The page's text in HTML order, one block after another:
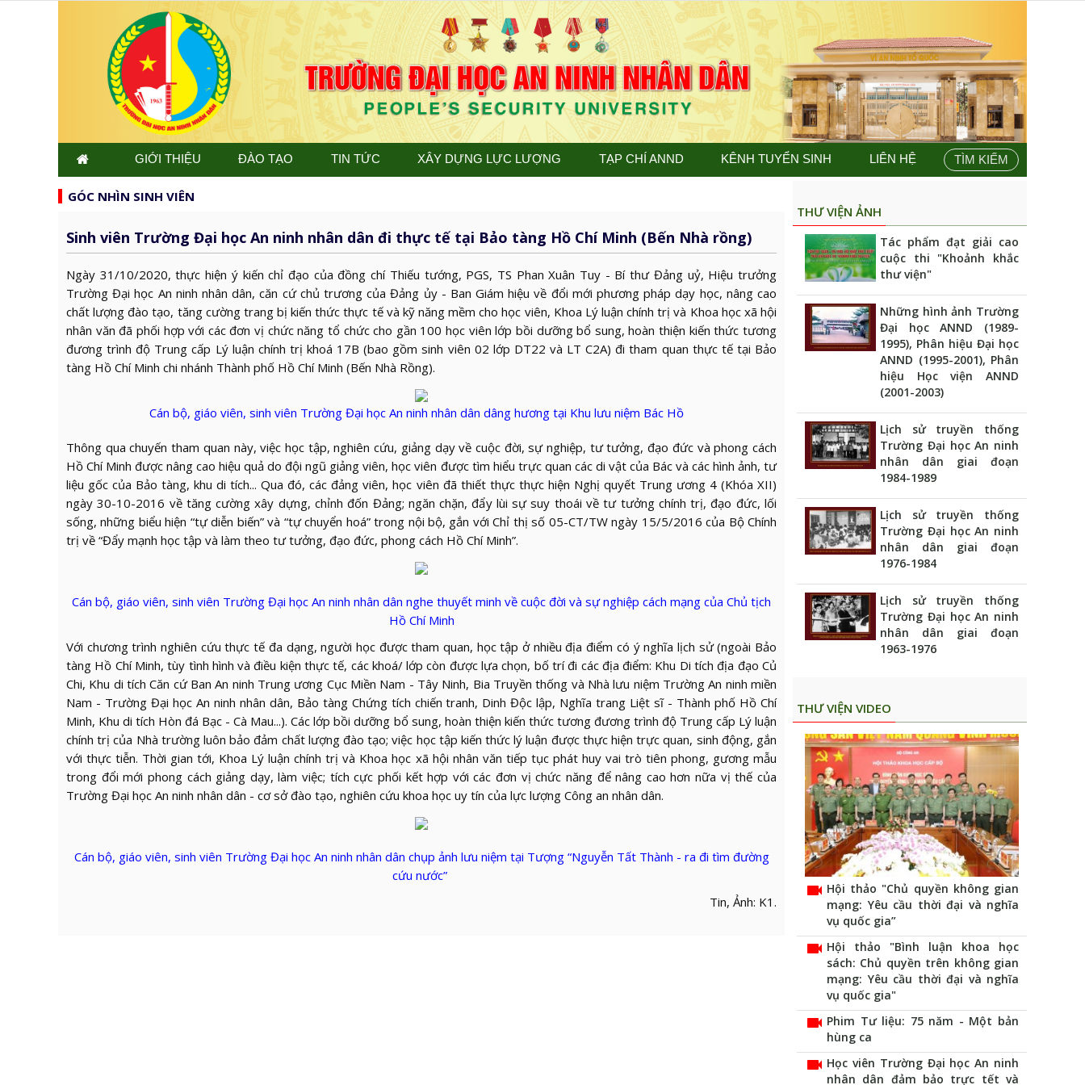
GIỚI THIỆU ĐÀO TẠO TIN TỨC XÂY DỰNG LỰC LƯỢNG TẠP CHÍ ANND KÊNH TUYỂN SINH LIÊN HỆ TÌM KIẾM
GÓC NHÌN SINH VIÊN
Sinh viên Trường Đại học An ninh nhân dân đi thực tế tại Bảo tàng Hồ Chí Minh (Bến Nhà rồng)
Ngày 31/10/2020, thực hiện ý kiến chỉ đạo của đồng chí Thiếu tướng, PGS, TS Phan Xuân Tuy - Bí thư Đảng uỷ, Hiệu trưởng
Trường Đại học An ninh nhân dân, căn cứ chủ trương của Đảng ủy - Ban Giám hiệu về đổi mới phương pháp dạy học, nâng cao
chất lượng đào tạo, tăng cường trang bị kiến thức thực tế và kỹ năng mềm cho học viên, Khoa Lý luận chính trị và Khoa học xã hội
nhân văn đã phối hợp với các đơn vị chức năng tổ chức cho gần 100 học viên lớp bồi dưỡng bổ sung, hoàn thiện kiến thức tương
đương trình độ Trung cấp Lý luận chính trị khoá 17B (bao gồm sinh viên 02 lớp DT22 và LT C2A) đi tham quan thực tế tại Bảo
tàng Hồ Chí Minh chi nhánh Thành phố Hồ Chí Minh (Bến Nhà Rồng).
Cán bộ, giáo viên, sinh viên Trường Đại học An ninh nhân dân dâng hương tại Khu lưu niệm Bác Hồ
Thông qua chuyến tham quan này, việc học tập, nghiên cứu, giảng dạy về cuộc đời, sự nghiệp, tư tưởng, đạo đức và phong cách
Hồ Chí Minh được nâng cao hiệu quả do đội ngũ giảng viên, học viên được tìm hiểu trực quan các di vật của Bác và các hình ảnh, tư
liệu gốc của Bảo tàng, khu di tích... Qua đó, các đảng viên, học viên đã thiết thực thực hiện Nghị quyết Trung ương 4 (Khóa XII)
ngày 30-10-2016 về tăng cường xây dựng, chỉnh đốn Đảng; ngăn chặn, đẩy lùi sự suy thoái về tư tưởng chính trị, đạo đức, lối
sống, những biểu hiện “tự diễn biến” và “tự chuyển hoá” trong nội bộ, gắn với Chỉ thị số 05-CT/TW ngày 15/5/2016 của Bộ Chính
trị về “Đẩy mạnh học tập và làm theo tư tưởng, đạo đức, phong cách Hồ Chí Minh”.
Cán bộ, giáo viên, sinh viên Trường Đại học An ninh nhân dân nghe thuyết minh về cuộc đời và sự nghiệp cách mạng của Chủ tịch
Hồ Chí Minh
Với chương trình nghiên cứu thực tế đa dạng, người học được tham quan, học tập ở nhiều địa điểm có ý nghĩa lịch sử (ngoài Bảo
tàng Hồ Chí Minh, tùy tình hình và điều kiện thực tế, các khoá/ lớp còn được lựa chọn, bố trí đi các địa điểm: Khu Di tích địa đạo Củ
Chi, Khu di tích Căn cứ Ban An ninh Trung ương Cục Miền Nam - Tây Ninh, Bia Truyền thống và Nhà lưu niệm Trường An ninh miền
Nam - Trường Đại học An ninh nhân dân, Bảo tàng Chứng tích chiến tranh, Dinh Độc lập, Nghĩa trang Liệt sĩ - Thành phố Hồ Chí
Minh, Khu di tích Hòn đá Bạc - Cà Mau...). Các lớp bồi dưỡng bổ sung, hoàn thiện kiến thức tương đương trình độ Trung cấp Lý luận
chính trị của Nhà trường luôn bảo đảm chất lượng đào tạo; việc học tập kiến thức lý luận được thực hiện trực quan, sinh động, gắn
với thực tiễn. Thời gian tới, Khoa Lý luận chính trị và Khoa học xã hội nhân văn tiếp tục phát huy vai trò tiên phong, gương mẫu
trong đổi mới phong cách giảng dạy, làm việc; tích cực phối kết hợp với các đơn vị chức năng để nâng cao hơn nữa vị thế của
Trường Đại học An ninh nhân dân - cơ sở đào tạo, nghiên cứu khoa học uy tín của lực lượng Công an nhân dân.
Cán bộ, giáo viên, sinh viên Trường Đại học An ninh nhân dân chụp ảnh lưu niệm tại Tượng “Nguyễn Tất Thành - ra đi tìm đường
cứu nước”
Tin, Ảnh: K1.
THƯ VIỆN ẢNH
Tác phẩm đạt giải cao
cuộc thi "Khoảnh khắc
thư viện"
Những hình ảnh Trường
Đại học ANND (1989-
1995), Phân hiệu Đại học
ANND (1995-2001), Phân
hiệu Học viện ANND
(2001-2003)
Lịch sử truyền thống
Trường Đại học An ninh
nhân dân giai đoạn
1984-1989
Lịch sử truyền thống
Trường Đại học An ninh
nhân dân giai đoạn
1976-1984
Lịch sử truyền thống
Trường Đại học An ninh
nhân dân giai đoạn
1963-1976
THƯ VIỆN VIDEO
videocam Hội thảo "Chủ quyền không gian
mạng: Yêu cầu thời đại và nghĩa
vụ quốc gia”
videocam Hội thảo "Bình luận khoa học
sách: Chủ quyền trên không gian
mạng: Yêu cầu thời đại và nghĩa
vụ quốc gia"
videocam Phim Tư liệu: 75 năm - Một bản
hùng ca
videocam Học viên Trường Đại học An ninh
nhân dân đảm bảo trực tết và